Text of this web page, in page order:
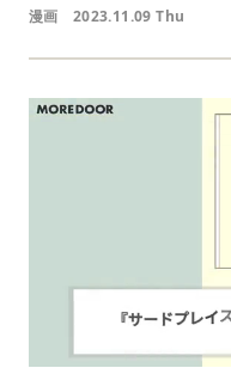
漫画 2023.11.09 Thu